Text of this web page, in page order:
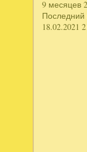
9 месяцев
Последний
18.02.2021